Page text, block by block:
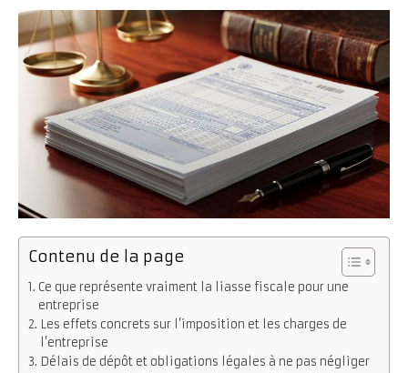
Contenu de la page
Ce que représente vraiment la liasse fiscale pour une
entreprise
Les effets concrets sur l’imposition et les charges de
l’entreprise
Délais de dépôt et obligations légales à ne pas négliger